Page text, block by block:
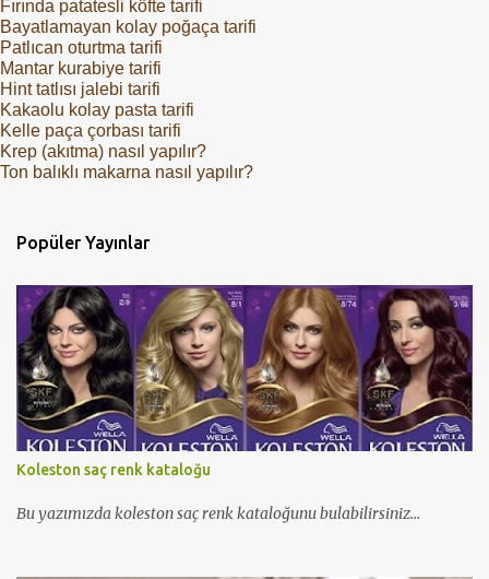
Fırında patatesli köfte tarifi
Bayatlamayan kolay poğaça tarifi
Patlıcan oturtma tarifi
Mantar kurabiye tarifi
Hint tatlısı jalebi tarifi
Kakaolu kolay pasta tarifi
Kelle paça çorbası tarifi
Krep (akıtma) nasıl yapılır?
Ton balıklı makarna nasıl yapılır?
Popüler Yayınlar
Koleston saç renk kataloğu
Bu yazımızda koleston saç renk kataloğunu bulabilirsiniz...